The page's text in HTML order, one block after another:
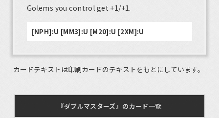
Golems you control get +1/+1.
[NPH]:U [MM3]:U [M20]:U [2XM]:U
カードテキストは印刷カードのテキストをもとにしています。
『ダブルマスターズ』のカード一覧